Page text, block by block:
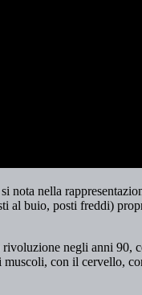
nota nella
buio, posti freddi)
negli anni 90,
con il cervello,